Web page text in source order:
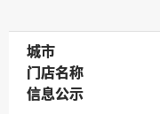
城市
城市
门店名称
门店名称
信息公示
信息公示